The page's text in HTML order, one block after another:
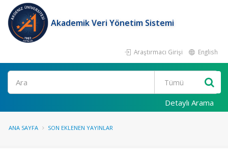
Akademik Veri Yönetim Sistemi
Araştırmacı Girişi English
Ara
Detaylı Arama
ANA SAYFA SON EKLENEN YAYINLAR